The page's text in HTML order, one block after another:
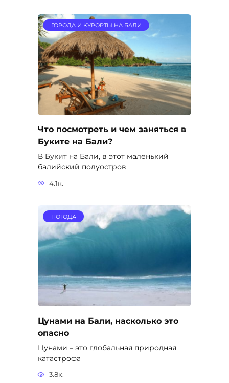
ГОРОДА И КУРОРТЫ НА БАЛИ
Что посмотреть и чем заняться в
Буките на Бали?
В Букит на Бали, в этот маленький
балийский полуостров
4.1к.
ПОГОДА
Цунами на Бали, насколько это
опасно
Цунами – это глобальная природная
катастрофа
3.8к.